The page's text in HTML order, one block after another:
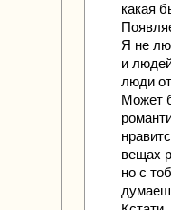
какая
Я не
и
люди
Может
вещах
но с